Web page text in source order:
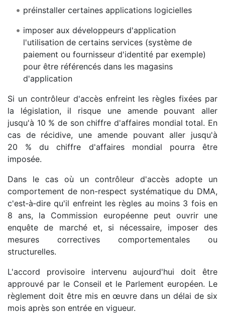
préinstaller certaines applications logicielles
imposer aux développeurs d'application
l'utilisation de certains services (système de
paiement ou fournisseur d'identité par exemple)
pour être référencés dans les magasins
d'application
Si un contrôleur d'accès enfreint les règles fixées par
la législation, il risque une amende pouvant aller
jusqu'à 10 % de son chiffre d'affaires mondial total. En
cas de récidive, une amende pouvant aller jusqu'à
20 % du chiffre d'affaires mondial pourra être
imposée.
Dans le cas où un contrôleur d'accès adopte un
comportement de non-respect systématique du DMA,
c'est‑à‑dire qu'il enfreint les règles au moins 3 fois en
8 ans, la Commission européenne peut ouvrir une
enquête de marché et, si nécessaire, imposer des
mesures correctives comportementales ou
structurelles.
L'accord provisoire intervenu aujourd'hui doit être
approuvé par le Conseil et le Parlement européen. Le
règlement doit être mis en œuvre dans un délai de six
mois après son entrée en vigueur.